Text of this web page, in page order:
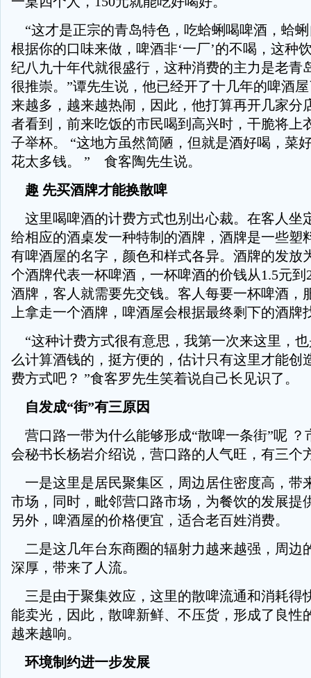
“这才是正宗的青岛特色，吃蛤蜊喝啤酒，蛤
根据你的口味来做，啤酒非‘一厂’的不喝，这种
纪八九十年代就很盛行，这种消费的主力是老青
很推崇。”谭先生说，他已经开了十几年的啤酒
来越多，越来越热闹，因此，他打算再开几家分
者看到，前来吃饭的市民喝到高兴时，干脆将上
子举杯。 “这地方虽然简陋，但就是酒好喝，菜
花太多钱。 ” 食客陶先生说。
趣 先买酒牌才能换散啤
这里喝啤酒的计费方式也别出心裁。在客人坐
给相应的酒桌发一种特制的酒牌，酒牌是一些塑
有啤酒屋的名字，颜色和样式各异。酒牌的发放
个酒牌代表一杯啤酒，一杯啤酒的价钱从1.5元
酒牌，客人就需要先交钱。客人每要一杯啤酒，
上拿走一个酒牌，啤酒屋会根据最终剩下的酒牌
“这种计费方式很有意思，我第一次来这里，
么计算酒钱的，挺方便的，估计只有这里才能创
费方式吧？ ”食客罗先生笑着说自己长见识了。
自发成“街”有三原因
营口路一带为什么能够形成“散啤一条街”呢 ？
会秘书长杨岩介绍说，营口路的人气旺，有三个
一是这里是居民聚集区，周边居住密度高，带
市场，同时，毗邻营口路市场，为餐饮的发展提
另外，啤酒屋的价格便宜，适合老百姓消费。
二是这几年台东商圈的辐射力越来越强，周边
深厚，带来了人流。
三是由于聚集效应，这里的散啤流通和消耗得
能卖光，因此，散啤新鲜、不压货，形成了良性
越来越响。
环境制约进一步发展